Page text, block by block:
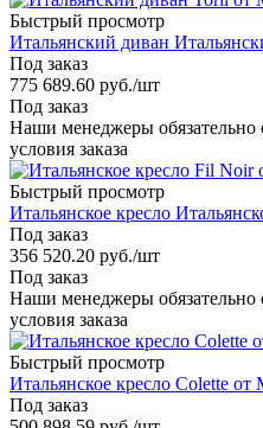
Быстрый просмотр
Итальянский диван
Под заказ
775 689.60 руб./шт
Под заказ
Наши менеджеры обязательно
условия заказа
Быстрый просмотр
Итальянское кресло
Под заказ
356 520.20 руб./шт
Под заказ
Наши менеджеры обязательно
условия заказа
Быстрый просмотр
Итальянское кресло Colette от
Под заказ